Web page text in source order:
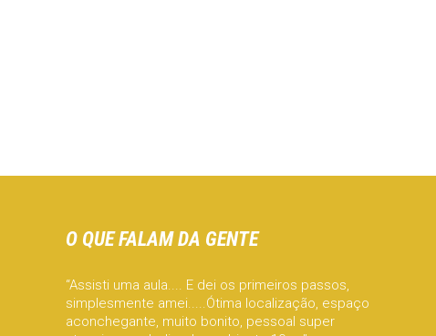
O QUE FALAM DA GENTE
“Assisti uma aula.... E dei os primeiros passos,
simplesmente amei.....Ótima localização, espaço
aconchegante, muito bonito, pessoal super